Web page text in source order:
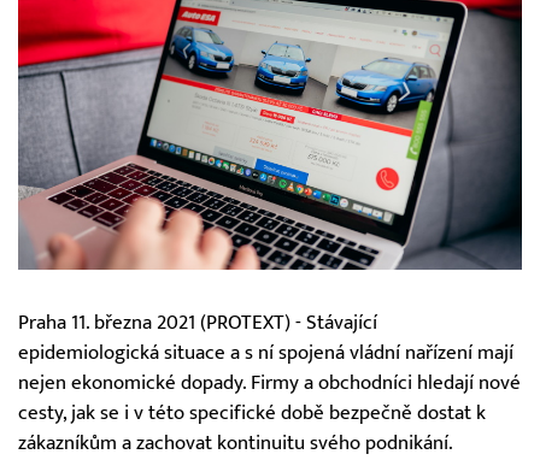
Praha 11. března 2021 (PROTEXT) - Stávající
epidemiologická situace a s ní spojená vládní nařízení mají
nejen ekonomické dopady. Firmy a obchodníci hledají nové
cesty, jak se i v této specifické době bezpečně dostat k
zákazníkům a zachovat kontinuitu svého podnikání.